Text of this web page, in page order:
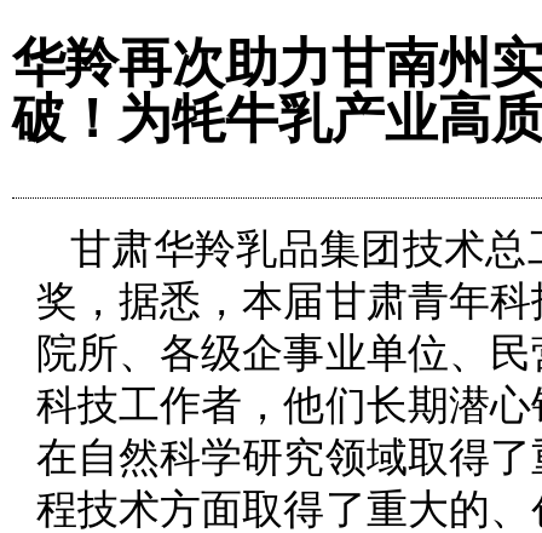
华羚再次助力甘南州
破！为牦牛乳产业高
甘肃华羚乳品集团技术
奖，据悉，本届甘肃青年
院所、各级企事业单位、
科技工作者，他们长期潜
在自然科学研究领域取得
程技术方面取得了重大的